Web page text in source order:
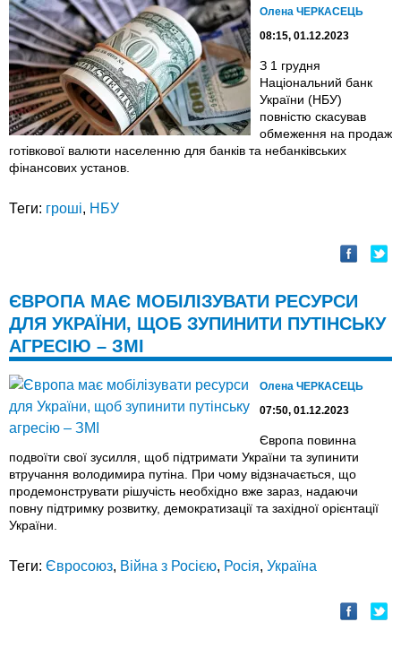
Олена ЧЕРКАСЕЦЬ
08:15, 01.12.2023
З 1 грудня
Національний банк
України (НБУ)
повністю скасував
обмеження на продаж
готівкової валюти населенню для банків та небанківських
фінансових установ.
Теги: гроші, НБУ
ЄВРОПА МАЄ МОБІЛІЗУВАТИ РЕСУРСИ
ДЛЯ УКРАЇНИ, ЩОБ ЗУПИНИТИ ПУТІНСЬКУ
АГРЕСІЮ – ЗМІ
Олена ЧЕРКАСЕЦЬ
07:50, 01.12.2023
Європа повинна
подвоїти свої зусилля, щоб підтримати України та зупинити
втручання володимира путіна. При чому відзначається, що
продемонструвати рішучість необхідно вже зараз, надаючи
повну підтримку розвитку, демократизації та західної орієнтації
України.
Теги: Євросоюз, Війна з Росією, Росія, Україна